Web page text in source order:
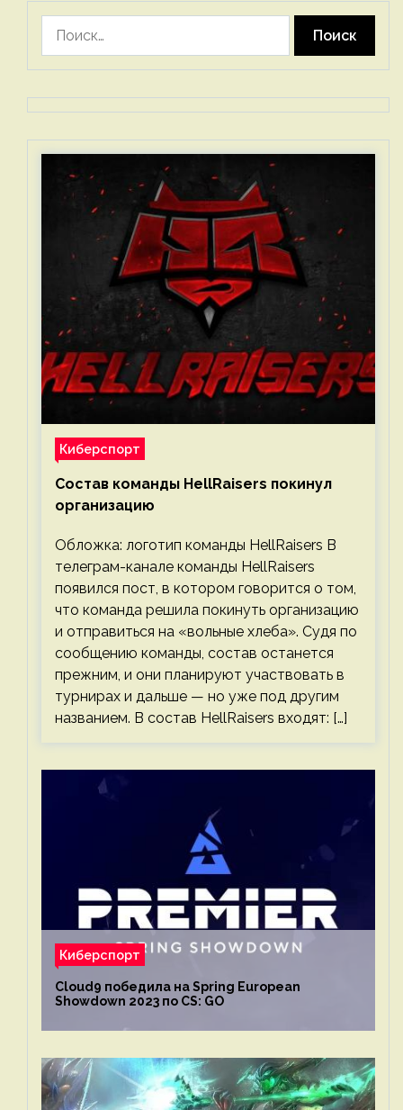
Киберспорт
Состав команды HellRaisers покинул
организацию
Обложка: логотип команды HellRaisers В
телеграм-канале команды HellRaisers
появился пост, в котором говорится о том,
что команда решила покинуть организацию
и отправиться на «вольные хлеба». Судя по
сообщению команды, состав останется
прежним, и они планируют участвовать в
турнирах и дальше — но уже под другим
названием. В состав HellRaisers входят: […]
Киберспорт
Cloud9 победила на Spring European
Showdown 2023 по CS: GO